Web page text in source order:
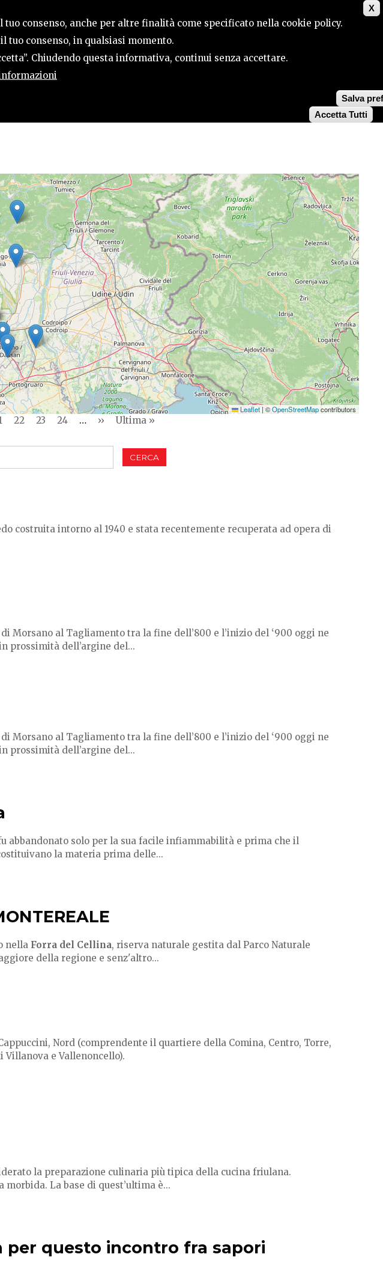
X
consenso, anche per altre finalità come specificato nella cookie policy.
tuo consenso, in qualsiasi momento.
Chiudendo questa informativa, continui senza accettare.
Salva
Accetta Tutti
GUIDA UTILE CONTATTI CERCA
Leaflet |©OpenStreetMapcontributors
Pagina
22 Pagina
23 Pagina
24 …
Next
››
Last
Ultima »
costruita intorno al 1940 e stata recentemente recuperata ad opera di
Morsano al Tagliamento tra la fine dell’800 e l’inizio del ‘900 oggi ne
prossimità dell’argine del...
Morsano al Tagliamento tra la fine dell’800 e l’inizio del ‘900 oggi ne
prossimità dell’argine del...
abbandonato solo per la sua facile infiammabilità e prima che il
la materia prima delle...
nella Forra del Cellina, riserva naturale gestita dal Parco Naturale
della regione e senz'altro...
Nord (comprendente il quartiere della Comina, Centro, Torre,
e Vallenoncello).
la preparazione culinaria più tipica della cucina friulana.
La base di quest’ultima è...
per questo incontro fra sapori